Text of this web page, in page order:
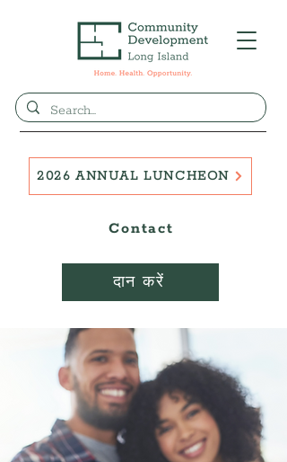
दान करें
Contact
2026 ANNUAL LUNCHEON